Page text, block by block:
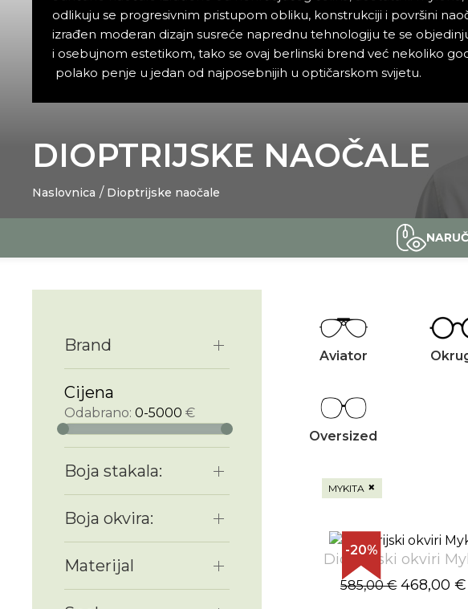
odlikuju se progresivnim pristupom obliku, konstrukciji i površini
izrađen moderan dizajn susreće naprednu tehnologiju te se
i osebujnom estetikom, tako se ovaj berlinski brend već nekoliko
polako penje u jedan od najposebnijih u optičarskom svijetu.
DIOPTRIJSKE NAOČALE
Naslovnica Dioptrijske naočale
Brand
Cijena
Odabrano: 0-5000 €
Boja stakala:
Boja okvira:
Materijal
Aviator
Oversized
MYKITA ×
-20%
Dioptrijski okviri
585,00 €468,00 €